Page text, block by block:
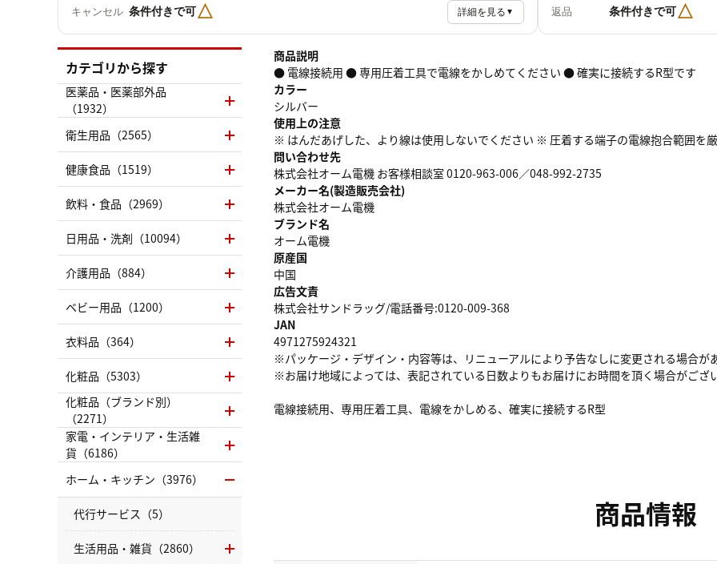
キャンセル 条件付きで可△ 詳細を見る ▼ 返品 条件付きで可△
商品説明
● 電線接続用 ● 専用圧着工具で電線をかしめてください ● 確実に接続するR型です
カラー
シルバー
使用上の注意
※ はんだあげした、より線は使用しないでください ※ 圧着する端子の電線抱合範囲を
問い合わせ先
株式会社オーム電機 お客様相談室 0120-963-006／048-992-2735
メーカー名(製造販売会社)
株式会社オーム電機
ブランド名
オーム電機
原産国
中国
広告文責
株式会社サンドラッグ/電話番号:0120-009-368
JAN
4971275924321
※パッケージ・デザイン・内容等は、リニューアルにより予告なしに変更される場合が
※お届け地域によっては、表記されている日数よりもお届けにお時間を頂く場合がござ
電線接続用、専用圧着工具、電線をかしめる、確実に接続するR型
商品情報
カテゴリから探す
医薬品・医薬部外品
（1932）
衛生用品（2565）
健康食品（1519）
飲料・食品（2969）
日用品・洗剤（10094）
介護用品（884）
ベビー用品（1200）
衣料品（364）
化粧品（5303）
化粧品（ブランド別）
（2271）
家電・インテリア・生活雑
貨（6186）
ホーム・キッチン（3976）
代行サービス（5）
生活用品・雑貨（2860）